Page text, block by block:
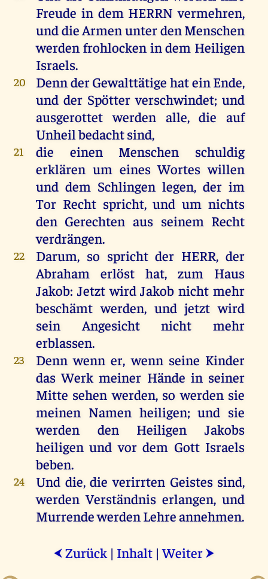
Freude in dem HERRN vermehren,
unddieArmenunterdenMenschen
werden frohlocken in dem Heiligen
Israels.
20 DennderGewalttätige hateinEnde,
und der Spötter verschwindet;und
ausgerottet werden alle,die auf
Unheilbedachtsind,
21 die einen Menschen
schuldig
erklären um eines Wortes willen
und dem Schlingenlegen,der im
Tor Recht spricht,und um nichts
den Gerechten aus seinem Recht
verdrängen.
22 Darum, so spricht der HERR,der
Abraham
erlöst hat,zum
Haus
Jakob: Jetzt wird Jakob nicht mehr
beschämt werden, und jetzt wird
sein
Angesicht nicht
mehr
erblassen.
23 Denn wenn er,wenn seine Kinder
das Werk meiner Hände in seiner
Mitte sehen werden, so werden sie
meinen Namen heiligen;und sie
werden
den Heiligen
Jakobs
heiligen und vor dem Gott Israels
beben.
24 Und die,die verirrten Geistes sind,
werdenVerständniserlangen,und
MurrendewerdenLehreannehmen.
⮜ Zurück | Inhalt |Weiter ⮞